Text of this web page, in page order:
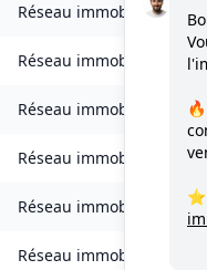
Réseau immobilier
Réseau immobilier
Réseau immobilier
Réseau immobilier
Réseau immobilier
Réseau immobilier